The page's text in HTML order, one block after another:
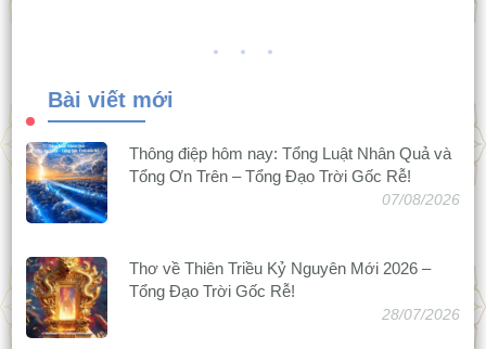
Bài viết mới
Thông điệp hôm nay: Tổng Luật Nhân Quả và
Tổng Ơn Trên – Tổng Đạo Trời Gốc Rễ!
07/08/2026
Thơ về Thiên Triều Kỷ Nguyên Mới 2026 –
Tổng Đạo Trời Gốc Rễ!
28/07/2026